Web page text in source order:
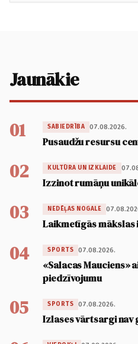
Jaunākie
01 SABIEDRĪBA 07.08.2026.
Pusaudžu resursu
02 KULTŪRA UN IZKLAIDE
Izzinot rumāņu
03 NEDĒĻAS NOGALE
Laikmetīgās mākslas
04 SPORTS 07.08.2026.
«Salacas Mauciens»
piedzīvojumu
05 SPORTS 07.08.2026.
Izlases vārtsargi nav